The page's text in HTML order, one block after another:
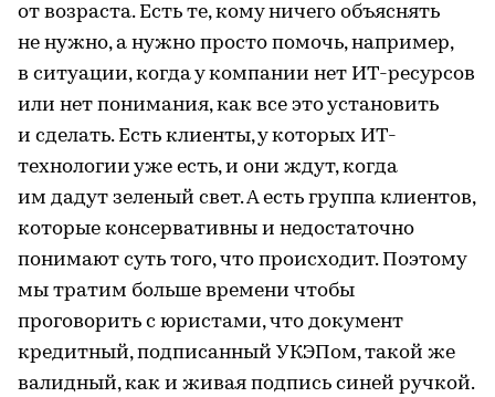
от возраста. Есть те, кому ничего объяснять
не нужно, а нужно просто помочь, например,
в ситуации, когда у компании нет ИТ-ресурсов
или нет понимания, как все это установить
и сделать. Есть клиенты, у которых ИТ-
технологии уже есть, и они ждут, когда
им дадут зеленый свет. А есть группа клиентов,
которые консервативны и недостаточно
понимают суть того, что происходит. Поэтому
мы тратим больше времени чтобы
проговорить с юристами, что документ
кредитный, подписанный УКЭПом, такой же
валидный, как и живая подпись синей ручкой.